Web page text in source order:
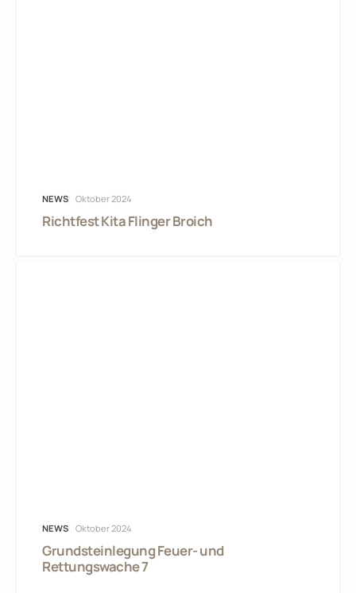
NEWS Oktober 2024
Richtfest Kita Flinger Broich
NEWS Oktober 2024
Grundsteinlegung Feuer- und
Rettungswache 7